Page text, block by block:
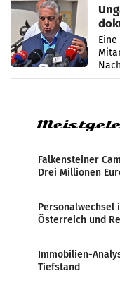
Falkensteiner
Drei Millionen
Personalwechsel
Österreich und
Immobilien-
Tiefstand